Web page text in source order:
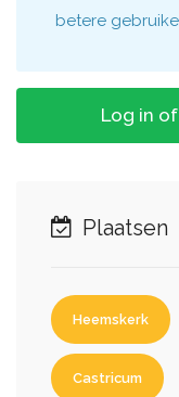
betere
Log in
Plaatsen
Heemskerk
Castricum